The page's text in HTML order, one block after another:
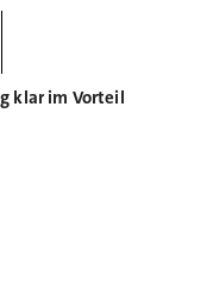
klar im Vorteil